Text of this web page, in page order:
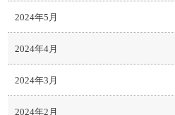
2024年5月
2024年4月
2024年3月
2024年2月